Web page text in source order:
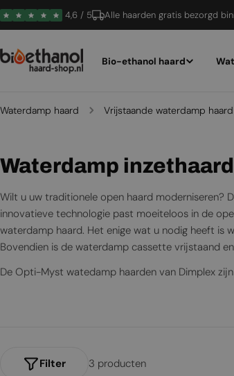
Ga
naar
4,6 / 5 Alle haarden gratis bezorgd
Bio-ethanol haard
Waterdamp haard Vrijstaande waterdamp haard
C
o
l
l
e
Waterdamp inzethaard
Wilt u uw traditionele open haard moderniseren?
innovatieve technologie past moeiteloos in de
waterdamp haard. Het enige wat u nodig heeft is
Bovendien is de waterdamp cassette vrijstaand
De Opti-Myst watedamp haarden van Dimplex
3 producten
Filter